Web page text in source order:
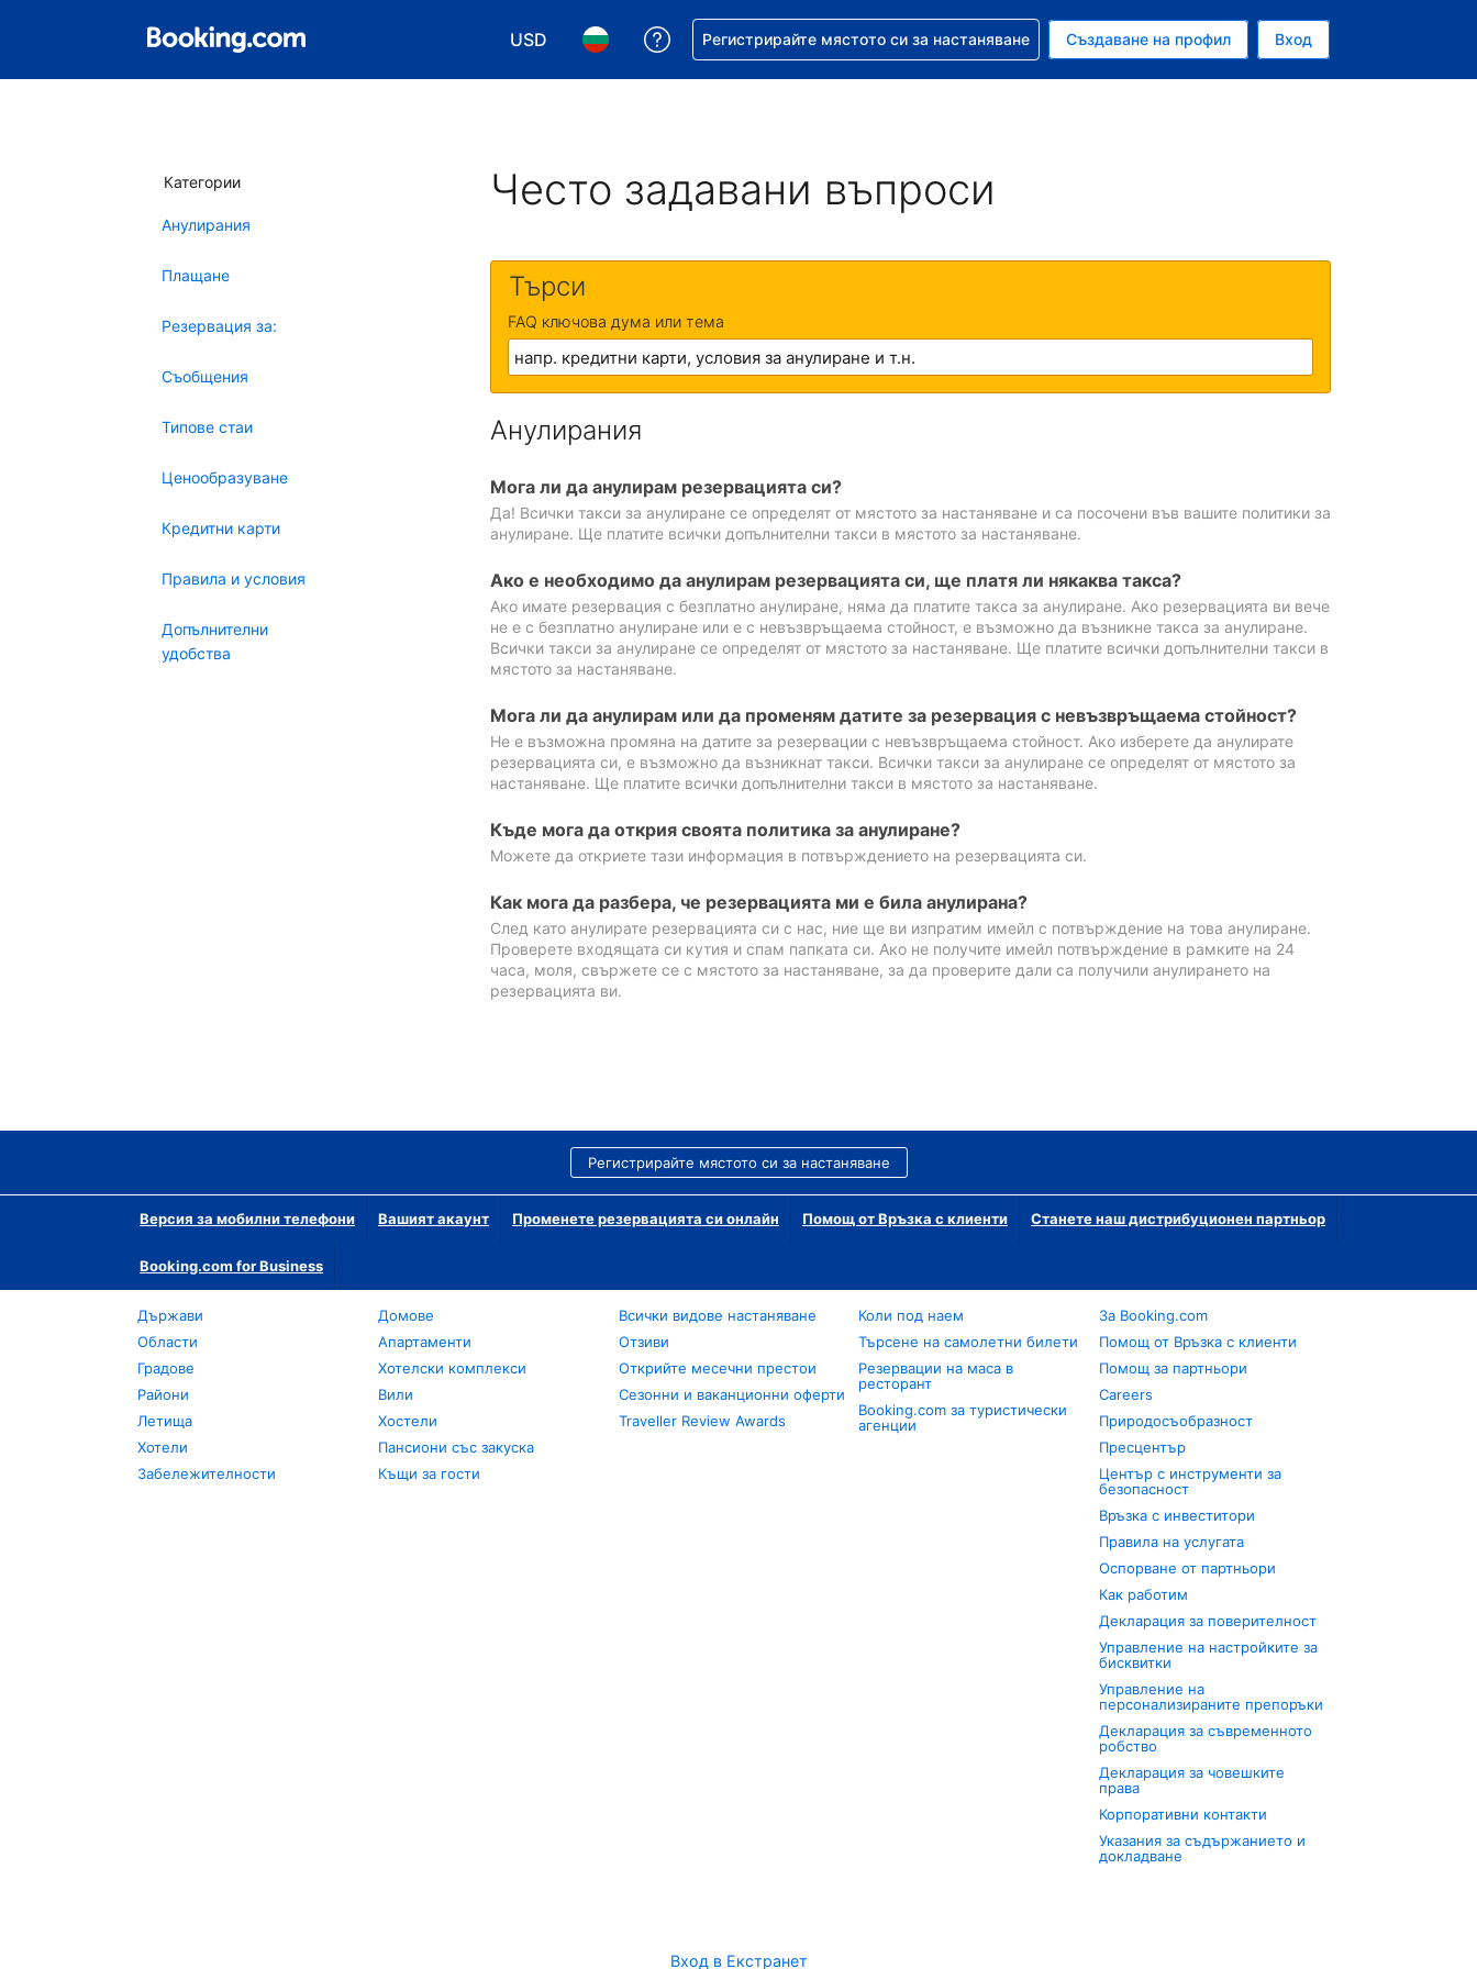
USD
Избор на валута. Избрана валута - Американски долар
Избор на език. Избран език - Български
Помощ с резервацията ви
Регистрирайте мястото си за настаняване Създаване на профил Вход
Категории
Анулирания
Плащане
Резервация за:
Съобщения
Типове стаи
Ценообразуване
Кредитни карти
Правила и условия
Допълнителни
удобства
Често задавани въпроси
Търси
FAQ ключова дума или тема
Анулирания
Мога ли да анулирам резервацията си?
Да! Всички такси за анулиране се определят от мястото за настаняване и са посочени във вашите политики за
анулиране. Ще платите всички допълнителни такси в мястото за настаняване.
Ако е необходимо да анулирам резервацията си, ще платя ли някаква такса?
Ако имате резервация с безплатно анулиране, няма да платите такса за анулиране. Ако резервацията ви вече
не е с безплатно анулиране или е с невъзвръщаема стойност, е възможно да възникне такса за анулиране.
Всички такси за анулиране се определят от мястото за настаняване. Ще платите всички допълнителни такси в
мястото за настаняване.
Мога ли да анулирам или да променям датите за резервация с невъзвръщаема стойност?
Не е възможна промяна на датите за резервации с невъзвръщаема стойност. Ако изберете да анулирате
резервацията си, е възможно да възникнат такси. Всички такси за анулиране се определят от мястото за
настаняване. Ще платите всички допълнителни такси в мястото за настаняване.
Къде мога да открия своята политика за анулиране?
Можете да откриете тази информация в потвърждението на резервацията си.
Как мога да разбера, че резервацията ми е била анулирана?
След като анулирате резервацията си с нас, ние ще ви изпратим имейл с потвърждение на това анулиране.
Проверете входящата си кутия и спам папката си. Ако не получите имейл потвърждение в рамките на 24
часа, моля, свържете се с мястото за настаняване, за да проверите дали са получили анулирането на
резервацията ви.
Регистрирайте мястото си за настаняване
Версия за мобилни телефони Вашият акаунт Променете резервацията си онлайн Помощ от Връзка с клиенти Станете наш дистрибуционен партньор
Booking.com for Business
Държави
Области
Градове
Райони
Летища
Хотели
Забележителности
Домове
Апартаменти
Хотелски комплекси
Вили
Хостели
Пансиони със закуска
Къщи за гости
Всички видове настаняване
Отзиви
Открийте месечни престои
Сезонни и ваканционни оферти
Traveller Review Awards
Коли под наем
Търсене на самолетни билети
Резервации на маса в
ресторант
Booking.com за туристически
агенции
За Booking.com
Помощ от Връзка с клиенти
Помощ за партньори
Careers
Природосъобразност
Пресцентър
Център с инструменти за
безопасност
Връзка с инвеститори
Правила на услугата
Оспорване от партньори
Как работим
Декларация за поверителност
Управление на настройките за
бисквитки
Управление на
персонализираните препоръки
Декларация за съвременното
робство
Декларация за човешките
права
Корпоративни контакти
Указания за съдържанието и
докладване
Вход в Екстранет